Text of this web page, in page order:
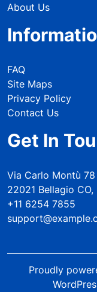
About Us
FAQ
Site Maps
Privacy Policy
Contact Us
Get In
Via Carlo Montù 78
22021 Bellagio CO,
+11 6254 7855
Proudly